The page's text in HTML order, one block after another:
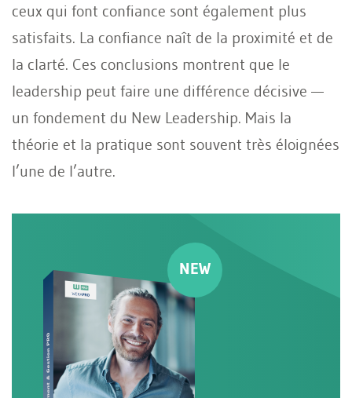
ceux qui font confiance sont également plus
satisfaits. La confiance naît de la proximité et de
la clarté. Ces conclusions montrent que le
leadership peut faire une différence décisive —
un fondement du New Leadership. Mais la
théorie et la pratique sont souvent très éloignées
l’une de l’autre.